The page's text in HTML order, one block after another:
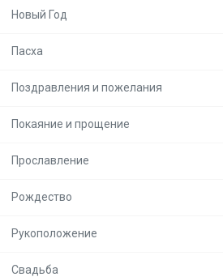
Новый Год
Пасха
Поздравления и пожелания
Покаяние и прощение
Прославление
Рождество
Рукоположение
Свадьба